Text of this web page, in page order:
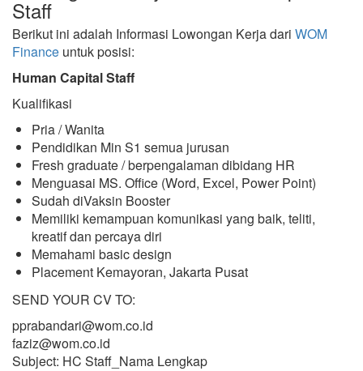
Staff
Berikut ini adalah Informasi Lowongan Kerja dari WOM
Finance untuk posisi:
Human Capital Staff
Kualifikasi
Pria / Wanita
Pendidikan Min S1 semua jurusan
Fresh graduate / berpengalaman dibidang HR
Menguasai MS. Office (Word, Excel, Power Point)
Sudah diVaksin Booster
Memiliki kemampuan komunikasi yang baik, teliti,
kreatif dan percaya diri
Memahami basic design
Placement Kemayoran, Jakarta Pusat
SEND YOUR CV TO:
pprabandari@wom.co.id
faziz@wom.co.id
Subject: HC Staff_Nama Lengkap